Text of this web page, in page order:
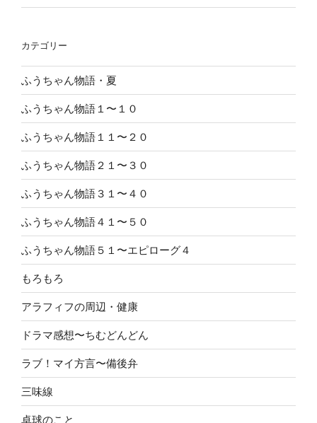
カテゴリー
ふうちゃん物語・夏
ふうちゃん物語１〜１０
ふうちゃん物語１１〜２０
ふうちゃん物語２１〜３０
ふうちゃん物語３１〜４０
ふうちゃん物語４１〜５０
ふうちゃん物語５１〜エピローグ４
もろもろ
アラフィフの周辺・健康
ドラマ感想〜ちむどんどん
ラブ！マイ方言〜備後弁
三味線
卓球のこと